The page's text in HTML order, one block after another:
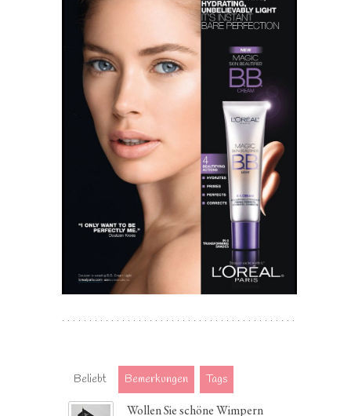
Beliebt Bemerkungen Tags
Wollen Sie schöne Wimpern